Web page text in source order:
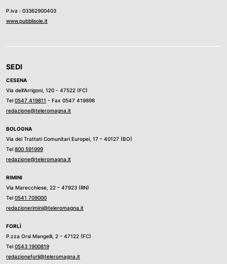
P.iva : 03362900403
www.pubblisole.it
SEDI
CESENA
Via dell’Arrigoni, 120 - 47522 (FC)
Tel 0547 419811 - Fax 0547 419898
redazione@teleromagna.it
BOLOGNA
Via dei Trattati Comunitari Europei, 17 – 40127 (BO)
Tel 800 591999
redazione@teleromagna.it
RIMINI
Via Marecchiese, 22 – 47923 (RN)
Tel 0541 709000
redazionerimini@teleromagna.it
FORLÌ
P.zza Orsi Mangelli, 2 – 47122 (FC)
Tel 0543 1900819
redazioneforli@teleromagna.it